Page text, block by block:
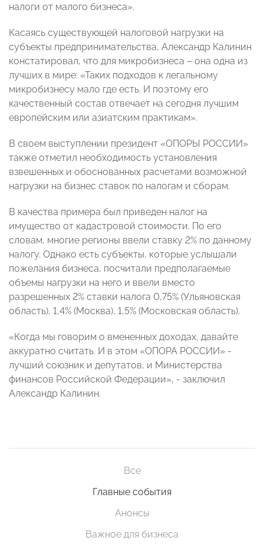
налоги от малого бизнеса».
Касаясь существующей налоговой нагрузки на
субъекты предпринимательства, Александр Калинин
констатировал, что для микробизнеса – она одна из
лучших в мире: «Таких подходов к легальному
микробизнесу мало где есть. И поэтому его
качественный состав отвечает на сегодня лучшим
европейским или азиатским практикам».
В своем выступлении президент «ОПОРЫ РОССИИ»
также отметил необходимость установления
взвешенных и обоснованных расчетами возможной
нагрузки на бизнес ставок по налогам и сборам.
В качества примера был приведен налог на
имущество от кадастровой стоимости. По его
словам, многие регионы ввели ставку 2% по данному
налогу. Однако есть субъекты, которые услышали
пожелания бизнеса, посчитали предполагаемые
объемы нагрузки на него и ввели вместо
разрешенных 2% ставки налога 0,75% (Ульяновская
область), 1,4% (Москва), 1,5% (Московская область).
«Когда мы говорим о вмененных доходах, давайте
аккуратно считать. И в этом «ОПОРА РОССИИ» -
лучший союзник и депутатов, и Министерства
финансов Российской Федерации», - заключил
Александр Калинин.
Все
Главные события
Анонсы
Важное для бизнеса